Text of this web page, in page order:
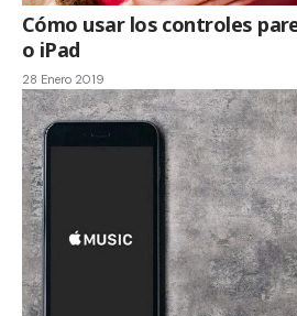
Cómo usar los controles
o iPad
28 Enero 2019